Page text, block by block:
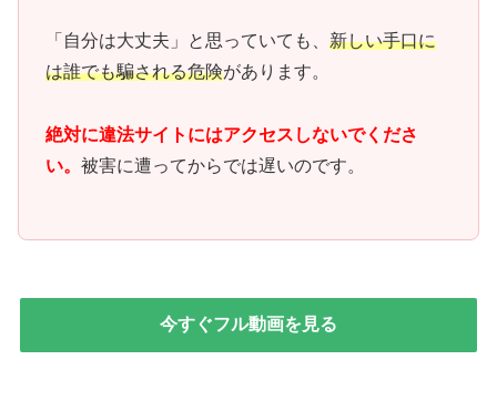
「自分は大丈夫」と思っていても、 新しい手口に
は誰でも騙される危険があります。
絶対に違法サイトにはアクセスしないでくださ
い。 被害に遭ってからでは遅いのです。
今すぐフル動画を見る